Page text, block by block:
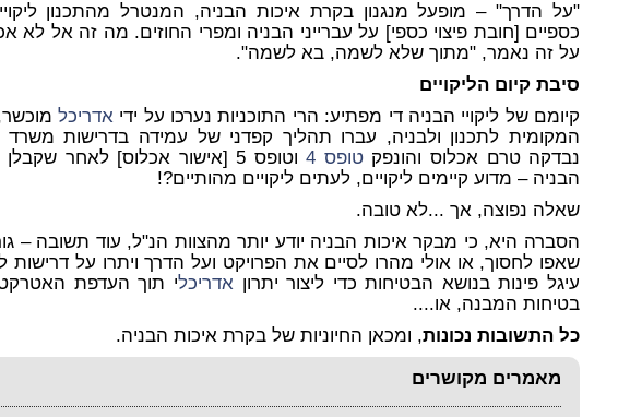
"על הדרך" – מופעל מנגנון בקרת איכות הבניה, המנטרל מהתכנון
כספיים [חובת פיצוי כספי] על עברייני הבניה ומפרי החוזים. מה זה אל לא
על זה נאמר, "מתוך שלא לשמה, בא לשמה".
סיבת קיום הליקויים
קיומם של ליקויי הבניה די מפתיע: הרי התוכניות נערכו על ידיאדריכל
המקומית לתכנון ולבניה, עברו תהליך קפדני של עמידה בדרישות משרד
נבדקה טרם אכלוס והונפקטופס 4
וטופס 5 [אישור אכלוס] לאחר
הבניה – מדוע קיימים ליקויים, לעתים ליקויים מהותיים?!
שאלה נפוצה, אך ...לא טובה.
הסברה היא, כי מבקר איכות הבניה יודע יותר מהצוות הנ"ל, עוד תשובה –
שאפו לחסוך, או אולי מהרו לסיים את הפרויקט ועל הדרך ויתרו על דרישות
עיגל פינות בנושא הבטיחות כדי ליצור יתרוןאדריכלי תוך העדפת
בטיחות המבנה, או....
כל התשובות נכונות, ומכאן החיוניות של בקרת איכות הבניה.
מאמרים מקושרים